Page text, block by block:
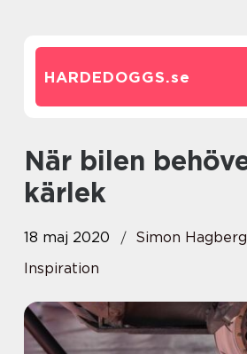
HARDEDOGGS.se
När bilen behöver lite
kärlek
18 maj 2020
Simon Hagberg
Inspiration